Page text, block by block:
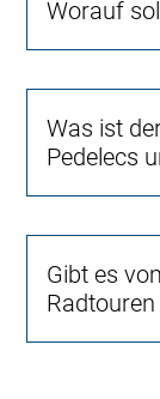
Worauf
Was ist
Pedelecs
Gibt es